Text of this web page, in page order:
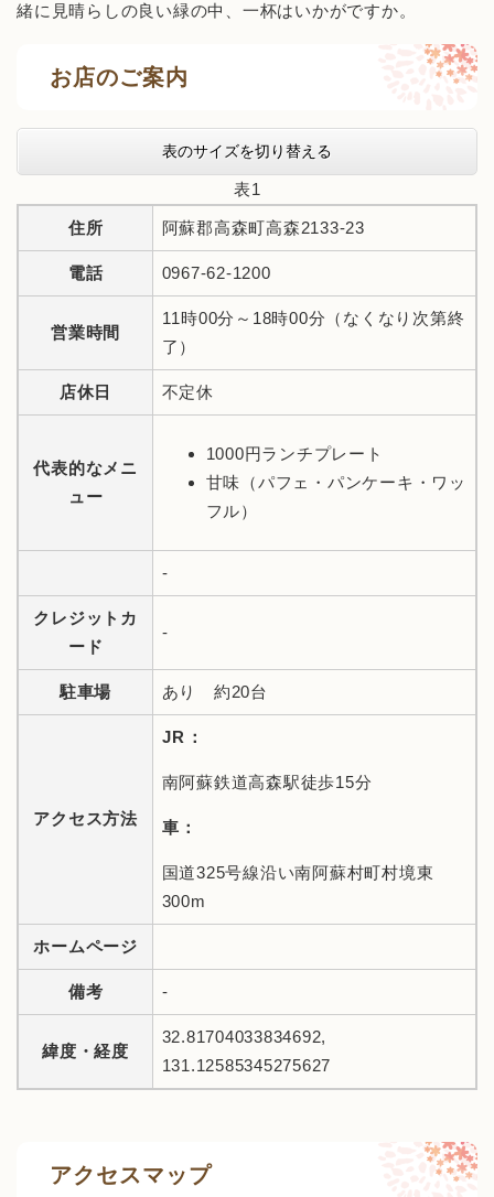
緒に見晴らしの良い緑の中、一杯はいかがですか。
お店のご案内
表のサイズを切り替える
表1
住所 阿蘇郡高森町高森2133-23
電話 0967-62-1200
営業時間
11時00分～18時00分（なくなり次第終
了）
店休日 不定休
代表的なメニ
ュー
1000円ランチプレート
甘味（パフェ・パンケーキ・ワッ
フル）
-
クレジットカ
ード
-
駐車場 あり 約20台
アクセス方法
JR：
南阿蘇鉄道高森駅徒歩15分
車：
国道325号線沿い南阿蘇村町村境東
300m
ホームページ
備考 -
緯度・経度
32.81704033834692,
131.12585345275627
アクセスマップ